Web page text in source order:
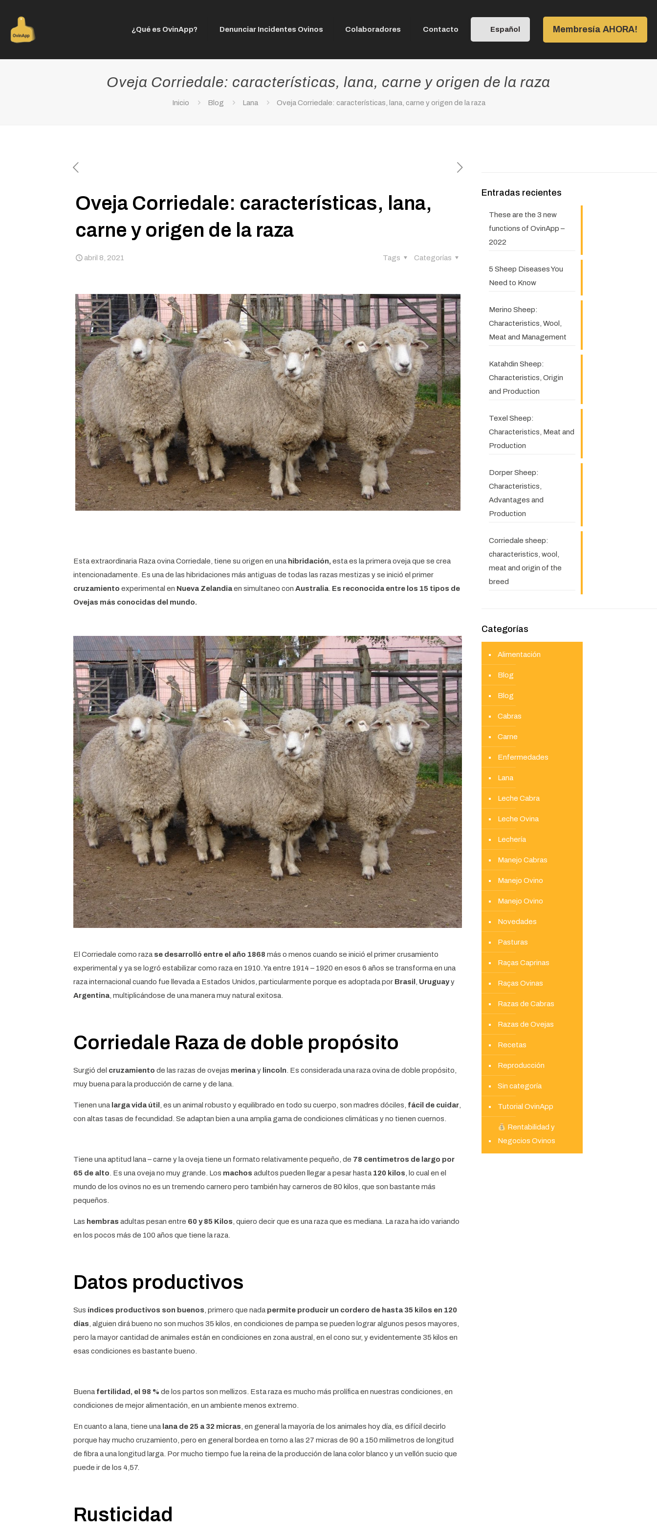
¿Qué es OvinApp? Denunciar Incidentes Ovinos Colaboradores Contacto Español Membresía AHORA!
Oveja Corriedale: características, lana, carne y origen de la raza
Inicio Blog Lana Oveja Corriedale: características, lana, carne y origen de la raza
Oveja Corriedale: características, lana,
carne y origen de la raza
abril 8, 2021 Categorías
Tags
Esta extraordinaria Raza ovina Corriedale, tiene su origen en una hibridación,esta es la primera oveja que se crea
intencionadamente. Es una de las hibridaciones más antiguas de todas las razas mestizas y se inició el primer
cruzamientoexperimental en Nueva Zelandiaen simultaneo conAustralia Es reconocida entre los 15 tipos de
Ovejas más conocidas del mundo.
El Corriedale como raza se desarrolló entre el año 1868más o menos cuando se inició el primer crusamiento
experimental y ya se logró estabilizar como raza en 1910. Ya entre 1914 – 1920 en esos 6 años se transforma en una
raza internacional cuando fue llevada a Estados Unidos, particularmente porque es adoptada por Brasil Uruguayy
Argentina , multiplicándose de una manera muy natural exitosa.
Corriedale Raza de doble propósito
Surgió del cruzamientode las razas de ovejas merinay lincoln . Es considerada una raza ovina de doble propósito,
muy buena para la producción de carne y de lana.
Tienen una larga vida útil , es un animal robusto y equilibrado en todo su cuerpo, son madres dóciles, fácil de cuidar
con altas tasas de fecundidad. Se adaptan bien a una amplia gama de condiciones climáticas y no tienen cuernos.
Tiene una aptitud lana – carne y la oveja tiene un formato relativamente pequeño, de 78 centímetros de largo por
65 de alto . Es una oveja no muy grande. Los machosadultos pueden llegar a pesar hasta 120 kilos , lo cual en el
mundo de los ovinos no es un tremendo carnero pero también hay carneros de 80 kilos, que son bastante más
pequeños.
Las hembrasadultas pesan entre 60 y 85 Kilos , quiero decir que es una raza que es mediana. La raza ha ido variando
en los pocos más de 100 años que tiene la raza.
Datos productivos
Sus índices productivos son buenos , primero que nada permite producir un cordero de hasta 35 kilos en 120
días , alguien dirá bueno no son muchos 35 kilos, en condiciones de pampa se pueden lograr algunos pesos mayores,
pero la mayor cantidad de animales están en condiciones en zona austral, en el cono sur, y evidentemente 35 kilos en
esas condiciones es bastante bueno.
Buena fertilidad, el 98 % de los partos son mellizos. Esta raza es mucho más prolífica en nuestras condiciones, en
condiciones de mejor alimentación, en un ambiente menos extremo.
En cuanto a lana, tiene una lana de 25 a 32 micras , en general la mayoría de los animales hoy día, es difícil decirlo
porque hay mucho cruzamiento, pero en general bordea en torno a las 27 micras de 90 a 150 milímetros de longitud
de fibra a una longitud larga. Por mucho tiempo fue la reina de la producción de lana color blanco y un vellón sucio que
puede ir de los 4,57.
Rusticidad
Entradas recientes
These are the 3 new
functions of OvinApp –
2022
5 Sheep Diseases You
Need to Know
Merino Sheep:
Characteristics, Wool,
Meat and Management
Katahdin Sheep:
Characteristics, Origin
and Production
Texel Sheep:
Characteristics, Meat and
Production
Dorper Sheep:
Characteristics,
Advantages and
Production
Corriedale sheep:
characteristics, wool,
meat and origin of the
breed
Categorías
Alimentación
Blog
Blog
Cabras
Carne
Enfermedades
Lana
Leche Cabra
Leche Ovina
Lechería
Manejo Cabras
Manejo Ovino
Manejo Ovino
Novedades
Pasturas
Raças Caprinas
Raças Ovinas
Razas de Cabras
Razas de Ovejas
Recetas
Reproducción
Sin categoría
Tutorial OvinApp
Rentabilidad y
Negocios Ovinos